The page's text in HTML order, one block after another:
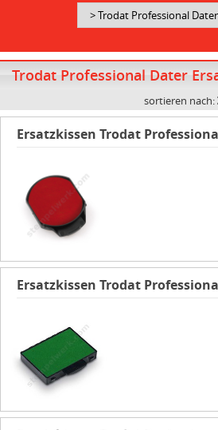
Trodat Professional Dater
sortieren nach:
Ersatzkissen Trodat
Ersatzkissen Trodat